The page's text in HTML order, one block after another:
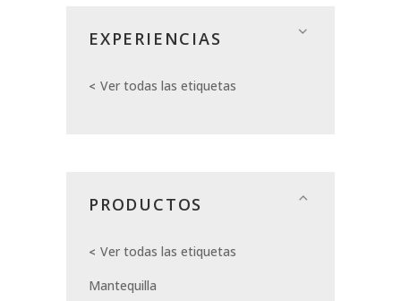
EXPERIENCIAS
Ver todas las etiquetas
PRODUCTOS
Ver todas las etiquetas
Mantequilla